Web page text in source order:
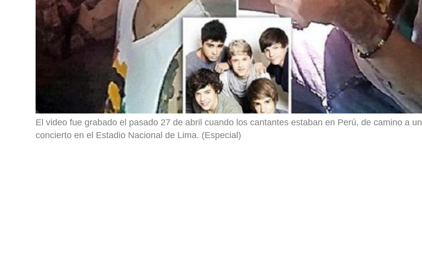
El video fue grabado el pasado 27 de abril cuando los cantantes estaban en Perú, de camino a un
concierto en el Estadio Nacional de Lima. (Especial)